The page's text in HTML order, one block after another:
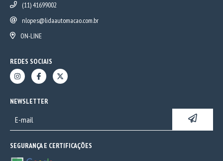
(11) 41699002
nlopes@lidaautomacao.com.br
ON-LINE
REDES SOCIAIS
NEWSLETTER
SEGURANÇA E CERTIFICAÇÕES